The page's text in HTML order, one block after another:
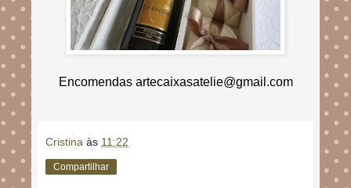
Encomendas artecaixasatelie@gmail.com
Cristina às 11:22
Compartilhar